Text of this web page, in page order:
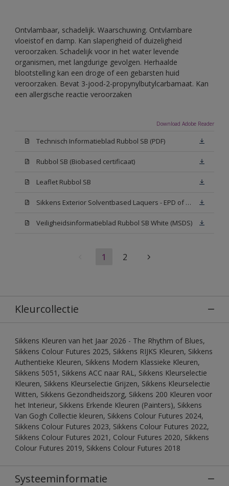
Ontvlambaar, schadelijk. Waarschuwing. Ontvlambare
vloeistof en damp. Kan slaperigheid of duizeligheid
veroorzaken. Schadelijk voor in het water levende
organismen, met langdurige gevolgen. Herhaalde
blootstelling kan een droge of een gebarsten huid
veroorzaken. Bevat 3-jood-2-propynylbutylcarbamaat. Kan
een allergische reactie veroorzaken
Download Adobe Reader
Technisch Informatieblad Rubbol SB (PDF)
Rubbol SB (Biobased certificaat)
Leaflet Rubbol SB
Sikkens Exterior Solventbased Laquers - EPD of Milieuproductverklaring
Veiligheidsinformatieblad Rubbol SB White (MSDS)
1 2
Kleurcollectie
Sikkens Kleuren van het Jaar 2026 - The Rhythm of Blues,
Sikkens Colour Futures 2025, Sikkens RIJKS Kleuren, Sikkens
Authentieke Kleuren, Sikkens Modern Klassieke Kleuren,
Sikkens 5051, Sikkens ACC naar RAL, Sikkens Kleurselectie
Kleuren, Sikkens Kleurselectie Grijzen, Sikkens Kleurselectie
Witten, Sikkens Gezondheidszorg, Sikkens 200 Kleuren voor
het Interieur, Sikkens Erkende Kleuren (Painters), Sikkens
Van Gogh Collectie kleuren, Sikkens Colour Futures 2024,
Sikkens Colour Futures 2023, Sikkens Colour Futures 2022,
Sikkens Colour Futures 2021, Colour Futures 2020, Sikkens
Colour Futures 2019, Sikkens Colour Futures 2018
Systeeminformatie